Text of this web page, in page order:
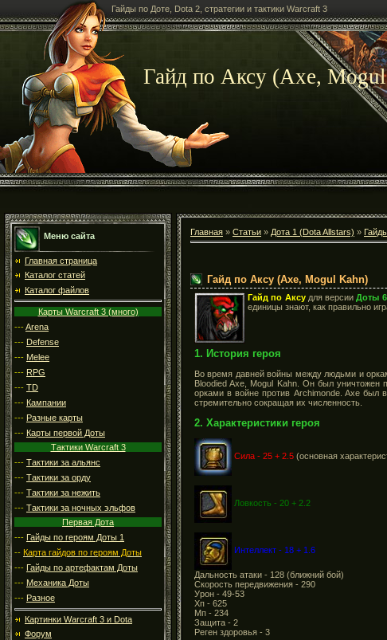
Гайды по Доте, Dota 2, стратегии и тактики Warcraft 3
Гайд по Аксу (Axe,
Меню сайта
Главная страница
Каталог статей
Каталог файлов
Карты Warcraft 3 (много)
---Arena
--- Defense
--- Melee
--- RPG
--- TD
--- Кампании
--- Разные карты
--- Карты первой Доты
Тактики Warcraft 3
--- Тактики за альянс
--- Тактики за орду
--- Тактики за нежить
--- Тактики за ночных эльфов
Первая Дота
--- Гайды по героям Доты 1
-- Карта гайдов по героям Доты
--- Гайды по артефактам Доты
--- Механика Доты
--- Разное
Картинки Warcraft 3 и Dota
Форум
Главная » Статьи » Дота 1 (Dota Allstars) »
Гайд по Аксу (Axe, Mogul Kahn)
Гайд по Аксудля версииДоты
единицы знают, как правильно
1. История героя
Во время давней войны между людьми и
Bloodied Axe, Mogul Kahn. Он был
орками в войне против Archimonde. Axe был
стремительно сокращая их численность.
2. Характеристики героя
Сила - 25 + 2.5 (основная
Ловкость - 20 + 2.2
Интеллект - 18 + 1.6
Дальность атаки - 128 (ближний бой)
Скорость передвижения - 290
Урон - 49-53
Хп - 625
Мп - 234
Защита - 2
Реген здоровья - 3